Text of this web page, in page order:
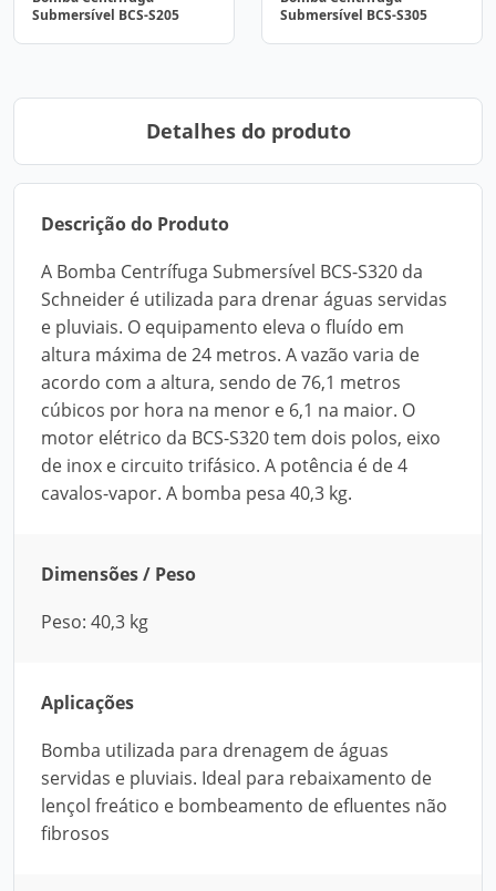
Submersível BCS-S205
Submersível BCS-S305
Detalhes do produto
Descrição do Produto
A Bomba Centrífuga Submersível BCS-S320 da
Schneider é utilizada para drenar águas servidas
e pluviais. O equipamento eleva o fluído em
altura máxima de 24 metros. A vazão varia de
acordo com a altura, sendo de 76,1 metros
cúbicos por hora na menor e 6,1 na maior. O
motor elétrico da BCS-S320 tem dois polos, eixo
de inox e circuito trifásico. A potência é de 4
cavalos-vapor. A bomba pesa 40,3 kg.
Dimensões / Peso
Peso: 40,3 kg
Aplicações
Bomba utilizada para drenagem de águas
servidas e pluviais. Ideal para rebaixamento de
lençol freático e bombeamento de efluentes não
fibrosos